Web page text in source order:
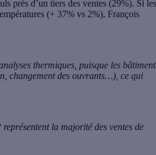
près d’un tiers des ventes (29%). Si les
(+ 37% vs 2%), François
thermiques, puisque les
changement des ouvrants…), ce qui
la majorité des ventes de